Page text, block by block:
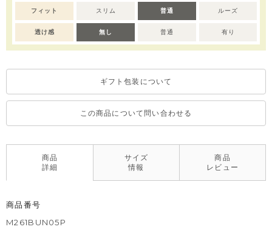
リーンな印象の出産準備品です。
綿100% 素材のアイレットジャカードが高級感があり、贈り物に
最適です。
※デリケートな素材を使用しているため、乾燥機のご使用はお控
えいただくことをおすすめします。
※撮影･モニター環境等により実際の商品の色味と異なって見える
場合がございます。
フィット スリム 普通 ルーズ
透け感 無し 普通 有り
ギフト包装について
この商品について問い合わせる
商品
詳細
サイズ
情報
商品
レビュー
商品番号
M261BUN05P